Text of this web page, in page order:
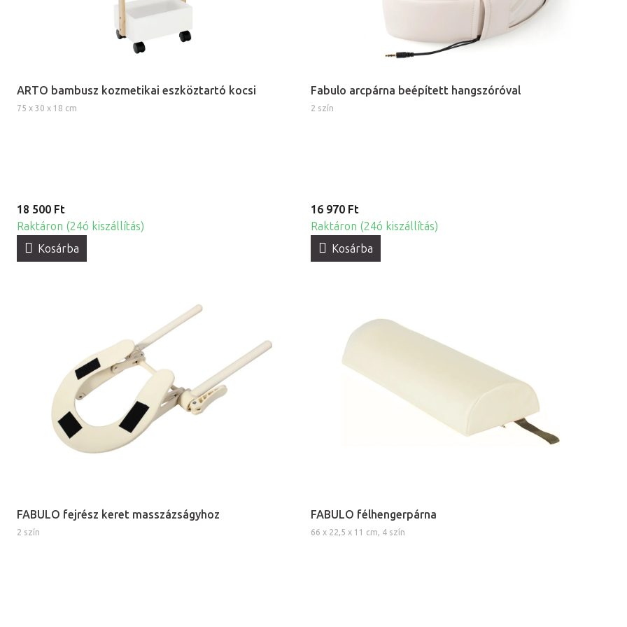
ARTO bambusz kozmetikai eszköztartó kocsi
75 x 30 x 18 cm
18 500 Ft
Raktáron (24ó kiszállítás)
Kosárba
Fabulo arcpárna beépített hangszóróval
2 szín
16 970 Ft
Raktáron (24ó kiszállítás)
Kosárba
FABULO fejrész keret masszázságyhoz
2 szín
FABULO félhengerpárna
66 x 22,5 x 11 cm, 4 szín